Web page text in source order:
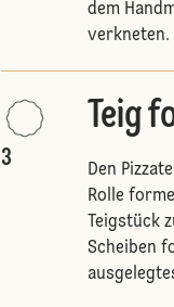
dem
verkneten.
3
Teig
Den
Rolle
Teigstück
Scheiben